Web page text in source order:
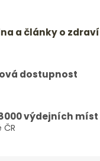
a články o zdraví
dostupnost
výdejních míst